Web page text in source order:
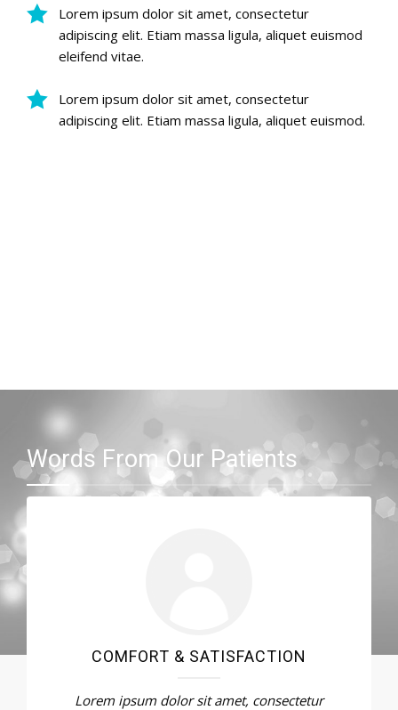
Lorem ipsum dolor sit amet, consectetur
adipiscing elit. Etiam massa ligula, aliquet euismod
eleifend vitae.
Lorem ipsum dolor sit amet, consectetur
adipiscing elit. Etiam massa ligula, aliquet euismod.
Words From Our Patients
COMFORT & SATISFACTION
Lorem ipsum dolor sit amet, consectetur